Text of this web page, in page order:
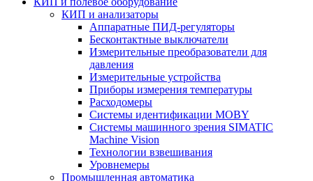
КИП и анализаторы
Аппаратные ПИД-регуляторы
Бесконтактные выключатели
Измерительные преобразователи для
давления
Измерительные устройства
Приборы измерения температуры
Расходомеры
Системы идентификации MOBY
Системы машинного зрения SIMATIC
Machine Vision
Технологии взвешивания
Уровнемеры
Промышленная автоматика